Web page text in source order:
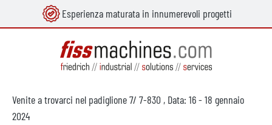
principale Esperienza maturata in innumerevoli progetti
Venite a trovarci nel padiglione 7/ 7-830 , Data: 16 - 18 gennaio
2024